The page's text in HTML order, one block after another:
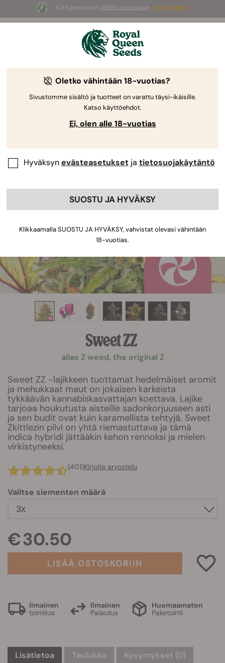
4.7/5 perustuen 58690 arvosteluun
Summer Sales: jopa –50 %
valikoiduista tuotteista! ⏤
+ 3
Sweet ZZ
alias Z weed, the original Z
Sweet ZZ -lajikkeen tuottamat hedelmäiset aromit
ja mehukkaat maut on jokaisen karkeista
tykkäävän kannabiskasvattajan koettava. Lajike
tarjoaa houkutusta aisteille sadonkorjuuseen asti
ja sen budit ovat kuin karamellista tehtyjä. Sweet
Zkittlezin pilvi on yhtä riemastuttava ja tämä
indica hybridi jättääkin kehon rennoksi ja mielen
virkistyneeksi.
(401)Kirjoita arvostelu
Valitse siementen määrä
€ 30.50
LISÄÄ OSTOSKORIIN
Ilmainen
toimitus
Ilmainen
Palautus
Huomaamaton
Paketointi
Lisätietoa Taulukko Kysymykset (0)
Oletko vähintään 18-vuotias?
Sivustomme sisältö ja tuotteet on varattu täysi-ikäisille.
Katso käyttöehdot.
Ei, olen alle 18-vuotias
Hyväksynevästeasetuksetja tietosuojakäytäntö
SUOSTU JA HYVÄKSY
Klikkaamalla SUOSTU JA HYVÄKSY, vahvistat olevasi vähintään
18-vuotias.